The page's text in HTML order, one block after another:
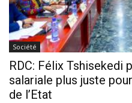
Société
RDC: Félix Tshisekedi
salariale plus juste
de l’Etat